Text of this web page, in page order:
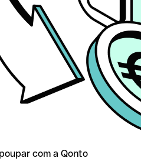
com a Qonto